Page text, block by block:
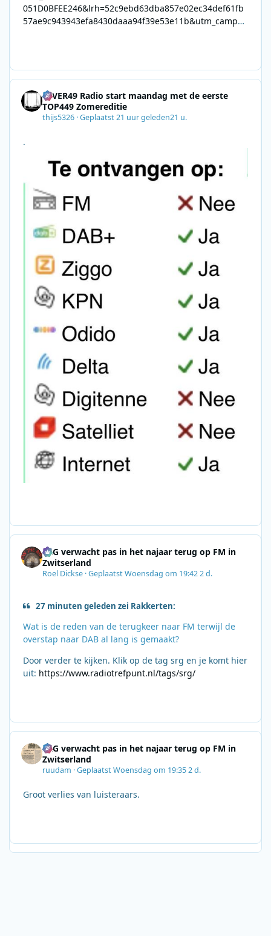
051D0BFEE246&lrh=52c9ebd63dba857e02ec34def61fb
57ae9c943943efa8430daaa94f39e53e11b&utm_campai
8F09201A140D&utm_source=SmartBrief
4EVER49 Radio start maandag met de eerste
TOP449 Zomereditie
thijs5326 ·Geplaatst21 uur geleden21 u.
.
SRG verwacht pas in het najaar terug op FM in
Zwitserland
Roel Dickse ·GeplaatstWoensdag om 19:422 d.
27 minuten geleden zei Rakkerten:
Wat is de reden van de terugkeer naar FM terwijl de
overstap naar DAB al lang is gemaakt?
Door verder te kijken. Klik op de tag srg en je komt hier
uit: https://www.radiotrefpunt.nl/tags/srg/
SRG verwacht pas in het najaar terug op FM in
Zwitserland
ruudam ·GeplaatstWoensdag om 19:352 d.
Groot verlies van luisteraars.